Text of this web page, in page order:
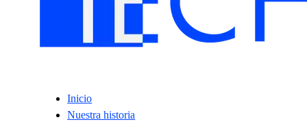
Inicio
Nuestra historia